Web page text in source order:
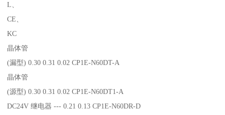
L、
CE、
KC
晶体管
(漏型) 0.30 0.31 0.02 CP1E-N60DT-A
晶体管
(源型) 0.30 0.31 0.02 CP1E-N60DT1-A
DC24V 继电器 --- 0.21 0.13 CP1E-N60DR-D